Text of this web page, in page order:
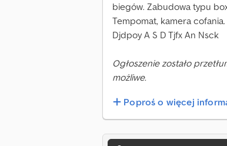
biegów. Zabudowa typu
Tempomat, kamera cofania.
Djdpoy A S D Tjfx An Nsck
Ogłoszenie zostało
możliwe.
Poproś o więcej